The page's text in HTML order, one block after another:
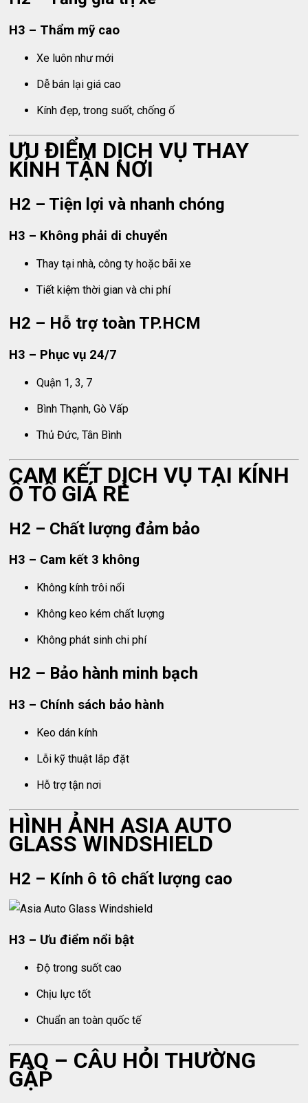
H3 – Thẩm mỹ cao
Xe luôn như mới
Dễ bán lại giá cao
Kính đẹp, trong suốt, chống ố
ƯU ĐIỂM DỊCH VỤ THAY
KÍNH TẬN NƠI
H2 – Tiện lợi và nhanh chóng
H3 – Không phải di chuyển
Thay tại nhà, công ty hoặc bãi xe
Tiết kiệm thời gian và chi phí
H2 – Hỗ trợ toàn TP.HCM
H3 – Phục vụ 24/7
Quận 1, 3, 7
Bình Thạnh, Gò Vấp
Thủ Đức, Tân Bình
CAM KẾT DỊCH VỤ TẠI KÍNH
Ô TÔ GIÁ RẺ
H2 – Chất lượng đảm bảo
H3 – Cam kết 3 không
Không kính trôi nổi
Không keo kém chất lượng
Không phát sinh chi phí
H2 – Bảo hành minh bạch
H3 – Chính sách bảo hành
Keo dán kính
Lỗi kỹ thuật lắp đặt
Hỗ trợ tận nơi
HÌNH ẢNH ASIA AUTO
GLASS WINDSHIELD
H2 – Kính ô tô chất lượng cao
H3 – Ưu điểm nổi bật
Độ trong suốt cao
Chịu lực tốt
Chuẩn an toàn quốc tế
FAQ – CÂU HỎI THƯỜNG
GẶP